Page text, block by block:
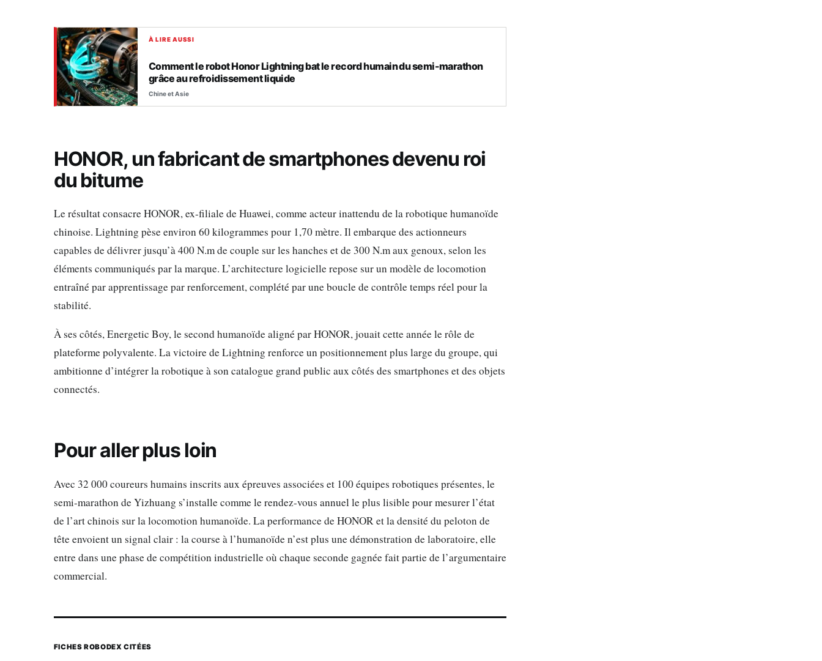
À LIRE AUSSI
Comment le robot Honor Lightning bat le record humain du semi-marathon
grâce au refroidissement liquide
Chine et Asie
HONOR, un fabricant de smartphones devenu roi
du bitume
Le résultat consacre HONOR, ex-filiale de Huawei, comme acteur inattendu de la robotique humanoïde
chinoise. Lightning pèse environ 60 kilogrammes pour 1,70 mètre. Il embarque des actionneurs
capables de délivrer jusqu’à 400 N.m de couple sur les hanches et de 300 N.m aux genoux, selon les
éléments communiqués par la marque. L’architecture logicielle repose sur un modèle de locomotion
entraîné par apprentissage par renforcement, complété par une boucle de contrôle temps réel pour la
stabilité.
À ses côtés, Energetic Boy, le second humanoïde aligné par HONOR, jouait cette année le rôle de
plateforme polyvalente. La victoire de Lightning renforce un positionnement plus large du groupe, qui
ambitionne d’intégrer la robotique à son catalogue grand public aux côtés des smartphones et des objets
connectés.
Pour aller plus loin
Avec 32 000 coureurs humains inscrits aux épreuves associées et 100 équipes robotiques présentes, le
semi-marathon de Yizhuang s’installe comme le rendez-vous annuel le plus lisible pour mesurer l’état
de l’art chinois sur la locomotion humanoïde. La performance de HONOR et la densité du peloton de
tête envoient un signal clair : la course à l’humanoïde n’est plus une démonstration de laboratoire, elle
entre dans une phase de compétition industrielle où chaque seconde gagnée fait partie de l’argumentaire
commercial.
FICHES ROBODEX CITÉES